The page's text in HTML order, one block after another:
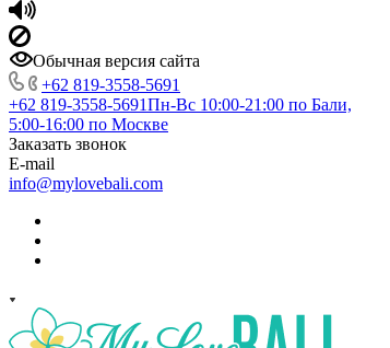
Обычная версия сайта
+62 819‑3558‑5691‬
+62 819‑3558‑5691‬Пн-Вс 10:00-21:00 по Бали,
5:00-16:00 по Москве
Заказать звонок
E-mail
info@mylovebali.com